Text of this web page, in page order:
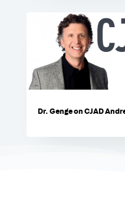
Dr. Genge on CJAD